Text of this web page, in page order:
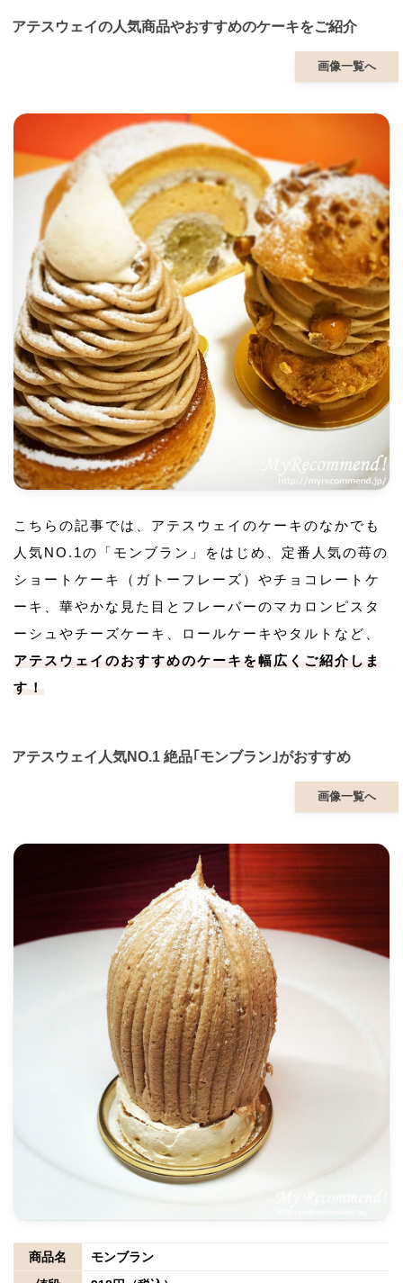
アテスウェイの人気商品やおすすめのケーキをご紹介
画像一覧へ
こちらの記事では、アテスウェイのケーキのなかでも
人気NO.1の「モンブラン」をはじめ、定番人気の苺の
ショートケーキ（ガトーフレーズ）やチョコレートケ
ーキ、華やかな見た目とフレーバーのマカロンピスタ
ーシュやチーズケーキ、ロールケーキやタルトなど、
アテスウェイのおすすめのケーキを幅広くご紹介しま
す！
アテスウェイ人気NO.1 絶品｢モンブラン｣がおすすめ
画像一覧へ
商品名
モンブラン